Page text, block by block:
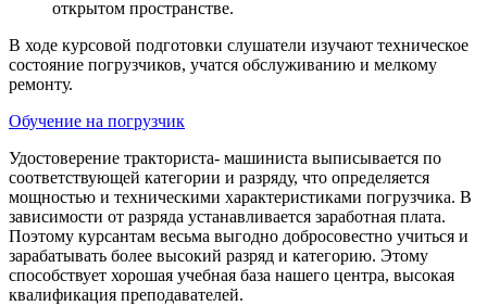
открытом пространстве.
В ходе курсовой подготовки слушатели изучают техническое
состояние погрузчиков, учатся обслуживанию и мелкому
ремонту.
Обучение на погрузчик
Удостоверение тракториста- машиниста выписывается по
соответствующей категории и разряду, что определяется
мощностью и техническими характеристиками погрузчика. В
зависимости от разряда устанавливается заработная плата.
Поэтому курсантам весьма выгодно добросовестно учиться и
зарабатывать более высокий разряд и категорию. Этому
способствует хорошая учебная база нашего центра, высокая
квалификация преподавателей.